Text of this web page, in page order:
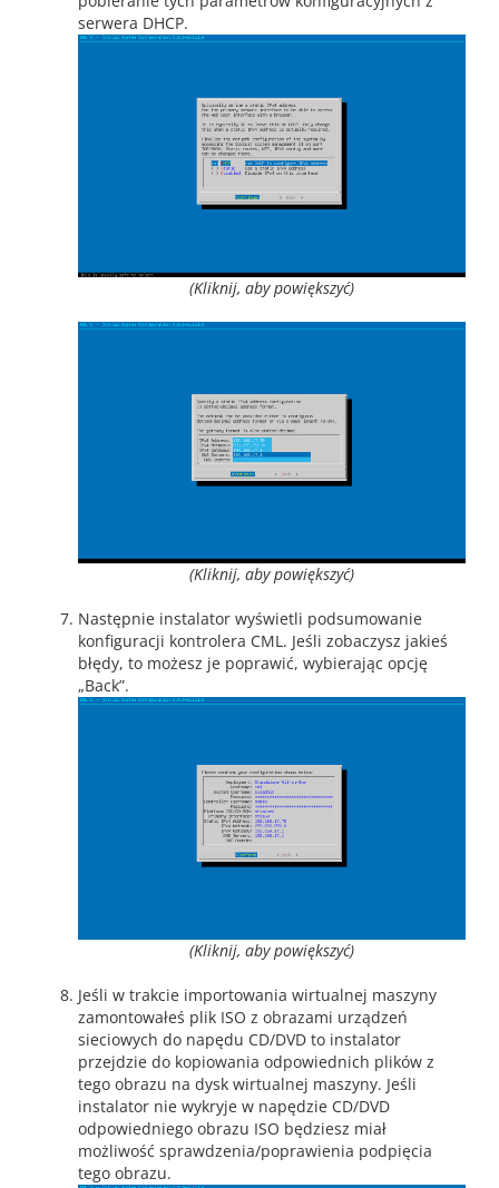
serwera DHCP.
(Kliknij, aby powiększyć)
(Kliknij, aby powiększyć)
Następnie instalator wyświetli podsumowanie
konfiguracji kontrolera CML. Jeśli zobaczysz jakieś
błędy, to możesz je poprawić, wybierając opcję
„Back”.
(Kliknij, aby powiększyć)
Jeśli w trakcie importowania wirtualnej maszyny
zamontowałeś plik ISO z obrazami urządzeń
sieciowych do napędu CD/DVD to instalator
przejdzie do kopiowania odpowiednich plików z
tego obrazu na dysk wirtualnej maszyny. Jeśli
instalator nie wykryje w napędzie CD/DVD
odpowiedniego obrazu ISO będziesz miał
możliwość sprawdzenia/poprawienia podpięcia
tego obrazu.